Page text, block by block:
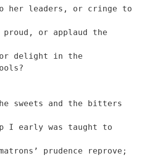
proud, or applaud the
sweets and the bitters
prudence reprove;